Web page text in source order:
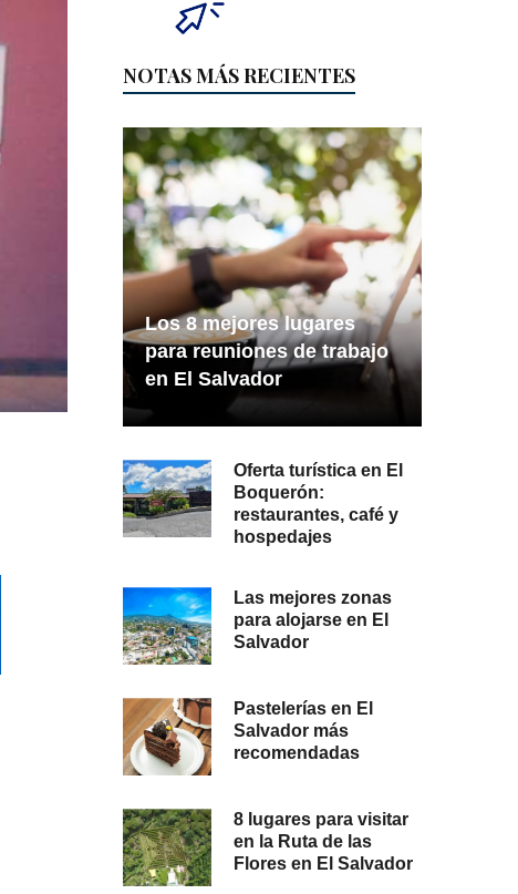
NOTAS MÁS RECIENTES
Los 8 mejores lugares
para reuniones de trabajo
en El Salvador
Oferta turística en El
Boquerón:
restaurantes, café y
hospedajes
Las mejores zonas
para alojarse en El
Salvador
Pastelerías en El
Salvador más
recomendadas
8 lugares para visitar
en la Ruta de las
Flores en El Salvador